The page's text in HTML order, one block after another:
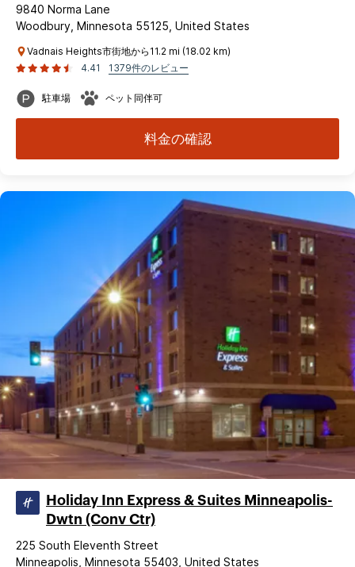
9840 Norma Lane
Woodbury, Minnesota 55125, United States
Vadnais Heights市街地から11.2 mi (18.02 km)
4.41
1379件のレビュー
駐車場 ペット同伴可
料金の確認
Holiday Inn Express & Suites Minneapolis-
Dwtn (Conv Ctr)
225 South Eleventh Street
Minneapolis, Minnesota 55403, United States